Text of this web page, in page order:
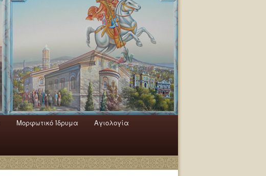
Μορφωτικό Ίδρυμα Αγιολογία